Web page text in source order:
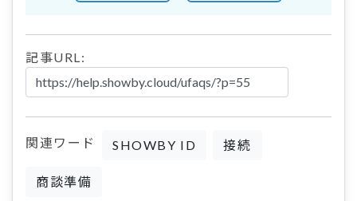
記事URL:
関連ワード SHOWBY ID 接続
商談準備